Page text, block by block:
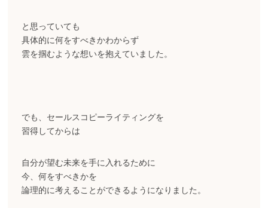
と思っていても
具体的に何をすべきかわからず
雲を掴むような想いを抱えていました。
でも、セールスコピーライティングを
習得してからは
自分が望む未来を手に入れるために
今、何をすべきかを
論理的に考えることができるようになりました。